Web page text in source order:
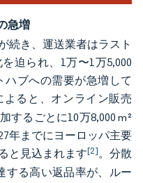
急増
続き、運送業者はラスト
迫られ、1万〜1万5,000
ハブへの需要が急増して
よると、オンライン販売
するごとに10万8,000 m²
年までにヨーロッパ主要
と見込まれます[2]。分散
する高い返品率が、ルー